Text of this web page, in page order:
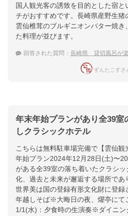
国人観光客の誘致を目的とした宿
チがおすすめです。長崎県産野生猪
雲仙椎茸のブルギニオンバター焼き
た料理が並びます。
回答された質問： 長崎県 貸切風呂が楽しめ
ずんたこすさ
年末年始プランがあり全39室
しクラシックホテル
こちらは無料駐車場完備で【雲仙
年始プラン2024年12月28日(土)〜
がある全39室の落ち着いたクラシ
化、過去と未来が邂逅する場所であ
世界美は国の登録有形文化財に登録
年越しそば※大晦日の夜、燿亭にて
1/1(水)：夕食時の生演奏※ダイニン